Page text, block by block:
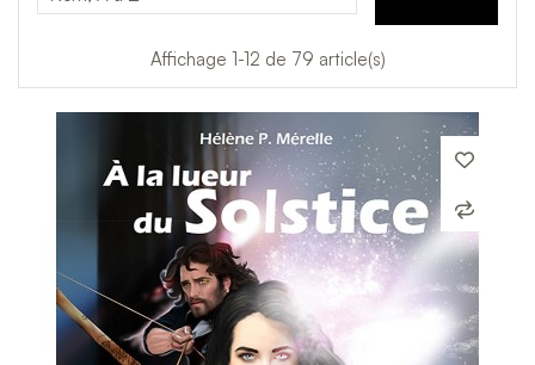
Affichage 1-12 de 79 article(s)